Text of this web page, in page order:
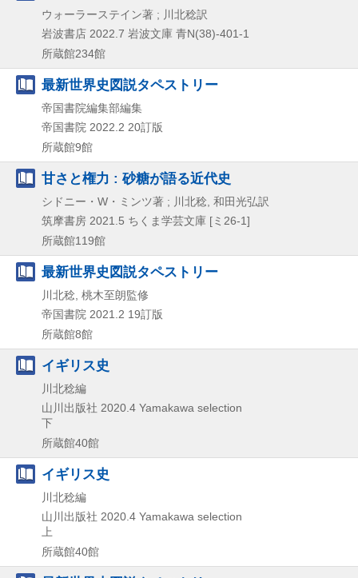
ウォーラーステイン著 ; 川北稔訳
岩波書店 2022.7 岩波文庫 青N(38)-401-1
所蔵館234館
最新世界史図説タペストリー
帝国書院編集部編集
帝国書院 2022.2 20訂版
所蔵館9館
甘さと権力 : 砂糖が語る近代史
シドニー・W・ミンツ著 ; 川北稔, 和田光弘訳
筑摩書房 2021.5 ちくま学芸文庫 [ミ26-1]
所蔵館119館
最新世界史図説タペストリー
川北稔, 桃木至朗監修
帝国書院 2021.2 19訂版
所蔵館8館
イギリス史
川北稔編
山川出版社 2020.4 Yamakawa selection
下
所蔵館40館
イギリス史
川北稔編
山川出版社 2020.4 Yamakawa selection
上
所蔵館40館